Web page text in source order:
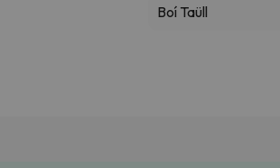
Boí Taüll